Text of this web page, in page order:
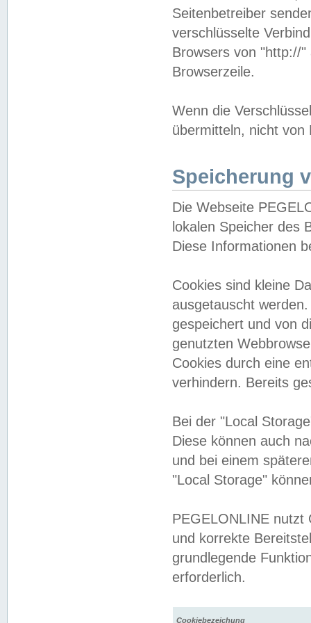
Seitenbetreiber
verschlüsselte
Browsers von "http://
Browserzeile.
Wenn die
übermitteln, nicht von
Speicherung
Die Webseite
lokalen Speicher des
Diese Informationen
Cookies sind kleine
ausgetauscht
gespeichert und von
genutzten
Cookies durch eine
verhindern. Bereits
Bei der "Local
Diese können auch
und bei einem
"Local Storage"
PEGELONLINE nutzt
und korrekte
grundlegende
erforderlich.
Cookiebezeichung